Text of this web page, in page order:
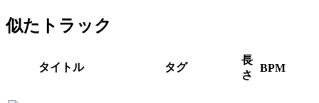
似たトラック
タイトル タグ
長
さ
BPM